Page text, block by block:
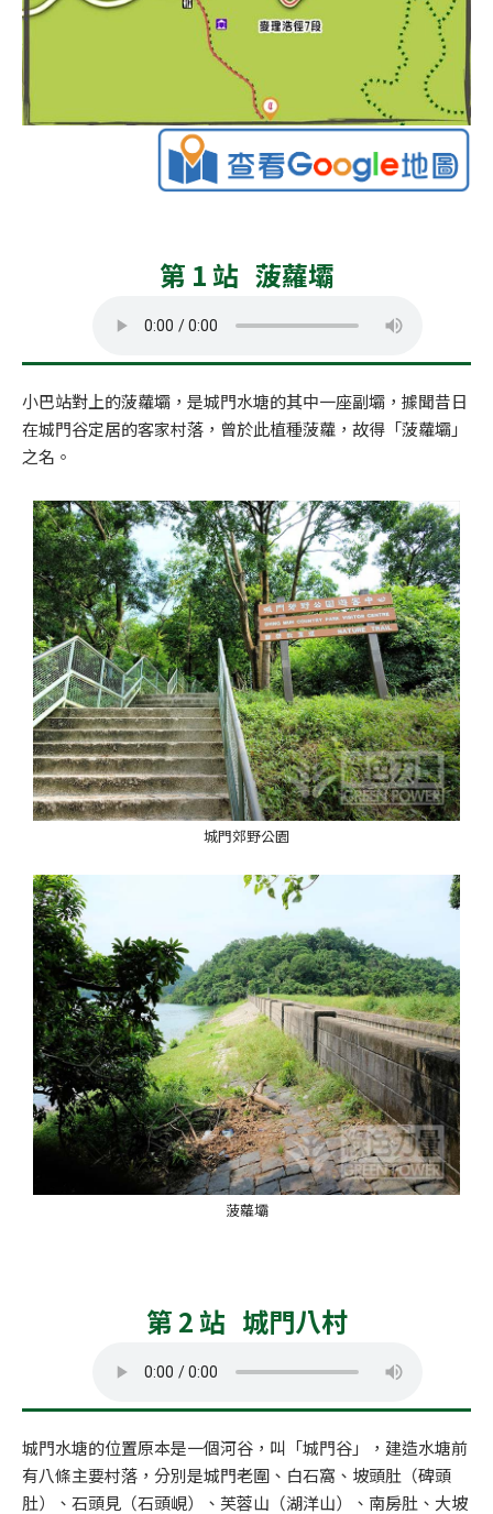
第 1 站 菠蘿壩
小巴站對上的菠蘿壩，是城門水塘的其中一座副壩，據聞昔日
在城門谷定居的客家村落，曾於此植種菠蘿，故得「菠蘿壩」
之名。
城門郊野公園
菠蘿壩
第 2 站 城門八村
城門水塘的位置原本是一個河谷，叫「城門谷」，建造水塘前
有八條主要村落，分別是城門老圍、白石窩、坡頭肚（碑頭
肚）、石頭見（石頭峴）、芙蓉山（湖洋山）、南房肚、大坡